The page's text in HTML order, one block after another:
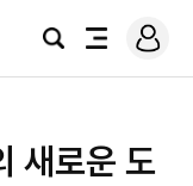
검
전
로
그
새로운 도